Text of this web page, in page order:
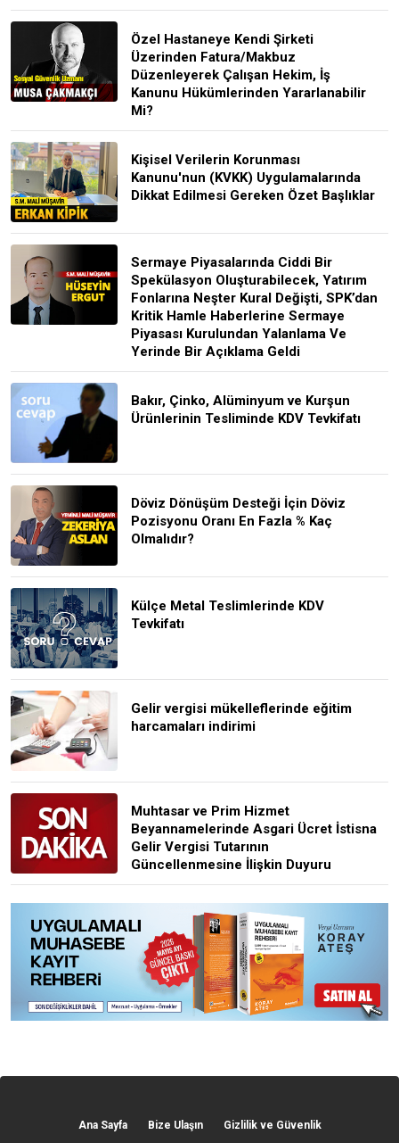
Özel Hastaneye Kendi Şirketi
Üzerinden Fatura/Makbuz
Düzenleyerek Çalışan Hekim, İş
Kanunu Hükümlerinden Yararlanabilir
Mi?
Kişisel Verilerin Korunması
Kanunu'nun (KVKK) Uygulamalarında
Dikkat Edilmesi Gereken Özet Başlıklar
Sermaye Piyasalarında Ciddi Bir
Spekülasyon Oluşturabilecek, Yatırım
Fonlarına Neşter Kural Değişti, SPK’dan
Kritik Hamle Haberlerine Sermaye
Piyasası Kurulundan Yalanlama Ve
Yerinde Bir Açıklama Geldi
Bakır, Çinko, Alüminyum ve Kurşun
Ürünlerinin Tesliminde KDV Tevkifatı
Döviz Dönüşüm Desteği İçin Döviz
Pozisyonu Oranı En Fazla % Kaç
Olmalıdır?
Külçe Metal Teslimlerinde KDV
Tevkifatı
Gelir vergisi mükelleflerinde eğitim
harcamaları indirimi
Muhtasar ve Prim Hizmet
Beyannamelerinde Asgari Ücret İstisna
Gelir Vergisi Tutarının
Güncellenmesine İlişkin Duyuru
Ana Sayfa Bize Ulaşın Gizlilik ve Güvenlik